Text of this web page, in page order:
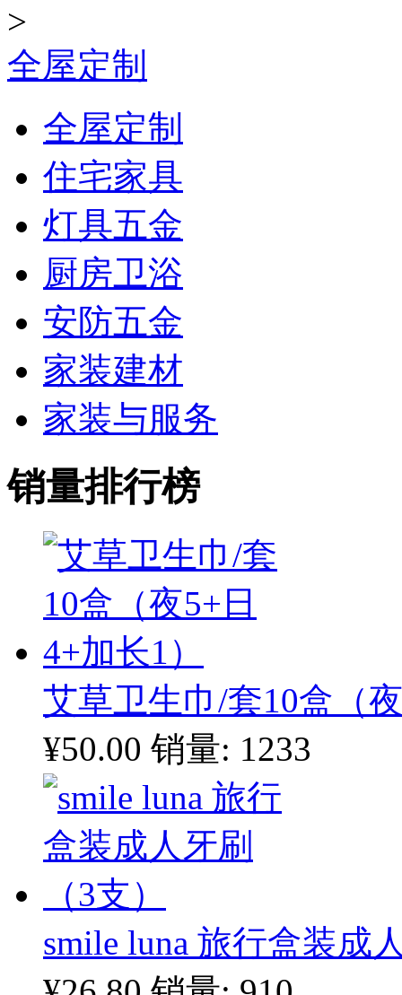
>
全屋定制
全屋定制
住宅家具
灯具五金
厨房卫浴
安防五金
家装建材
家装与服务
销量排行榜
艾草卫生巾/套10盒（
¥50.00 销量: 1233
smile luna 旅行盒装成